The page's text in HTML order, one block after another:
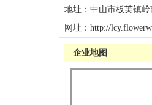
地址： 中山市板芙镇
网址： http://
企业地图